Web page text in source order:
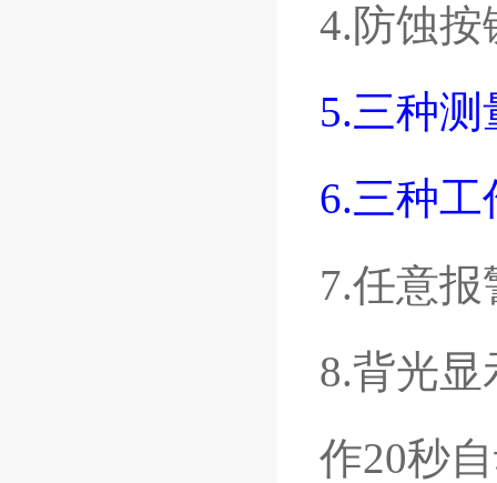
4.防蚀
5.三种
6.三种
7.任意
8.背光
作20秒